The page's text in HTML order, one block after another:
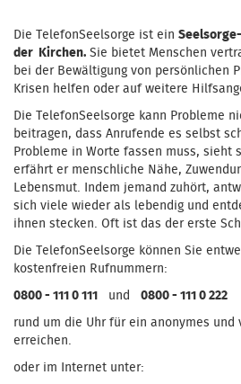
Die TelefonSeelsorge ist ein
der Kirchen. Sie bietet Menschen
bei der Bewältigung von persönlichen
Krisen helfen oder auf weitere
Die TelefonSeelsorge kann Probleme
beitragen, dass Anrufende es selbst
Probleme in Worte fassen muss, sieht
erfährt er menschliche Nähe,
Lebensmut. Indem jemand zuhört,
sich viele wieder als lebendig und
ihnen stecken. Oft ist das der erste
Die TelefonSeelsorge können Sie
kostenfreien Rufnummern:
0800 - 111 0 111 und 0800 - 111 0 222
rund um die Uhr für ein anonymes und
erreichen.
oder im Internet unter: